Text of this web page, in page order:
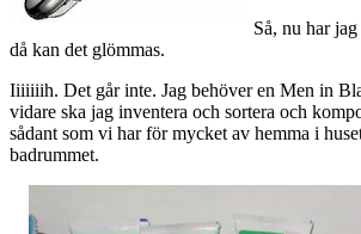
Så, nu har
då kan det glömmas.
Iiiiiiih. Det går inte. Jag behöver en Men in
vidare ska jag inventera och sortera och
sådant som vi har för mycket av hemma i
badrummet.